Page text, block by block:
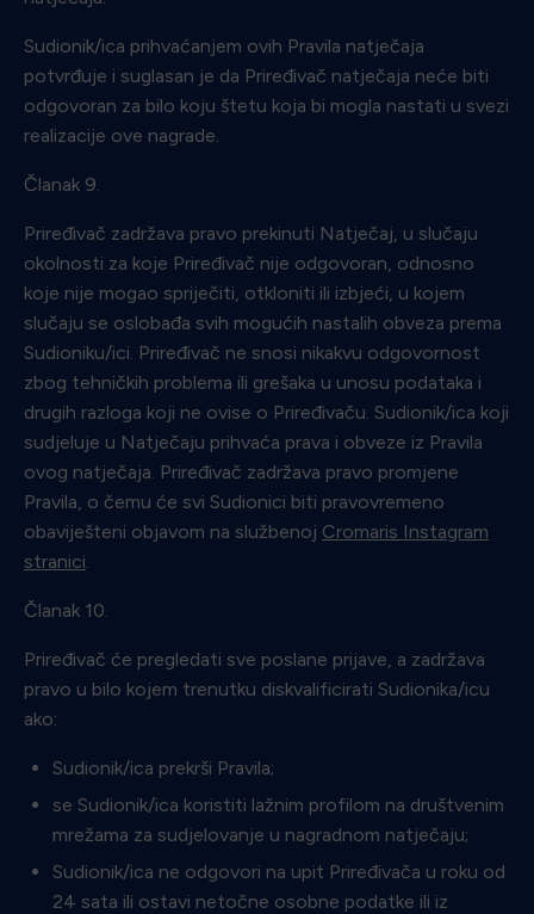
Sudionik/ica prihvaćanjem ovih Pravila natječaja
potvrđuje i suglasan je da Priređivač natječaja neće biti
odgovoran za bilo koju štetu koja bi mogla nastati u svezi
realizacije ove nagrade.
Članak 9.
Priređivač zadržava pravo prekinuti Natječaj, u slučaju
okolnosti za koje Priređivač nije odgovoran, odnosno
koje nije mogao spriječiti, otkloniti ili izbjeći, u kojem
slučaju se oslobađa svih mogućih nastalih obveza prema
Sudioniku/ici. Priređivač ne snosi nikakvu odgovornost
zbog tehničkih problema ili grešaka u unosu podataka i
drugih razloga koji ne ovise o Priređivaču. Sudionik/ica koji
sudjeluje u Natječaju prihvaća prava i obveze iz Pravila
ovog natječaja. Priređivač zadržava pravo promjene
Pravila, o čemu će svi Sudionici biti pravovremeno
obaviješteni objavom na službenoj Cromaris Instagram
stranici.
Članak 10.
Priređivač će pregledati sve poslane prijave, a zadržava
pravo u bilo kojem trenutku diskvalificirati Sudionika/icu
ako:
Sudionik/ica prekrši Pravila;
se Sudionik/ica koristiti lažnim profilom na društvenim
mrežama za sudjelovanje u nagradnom natječaju;
Sudionik/ica ne odgovori na upit Priređivača u roku od
24 sata ili ostavi netočne osobne podatke ili iz